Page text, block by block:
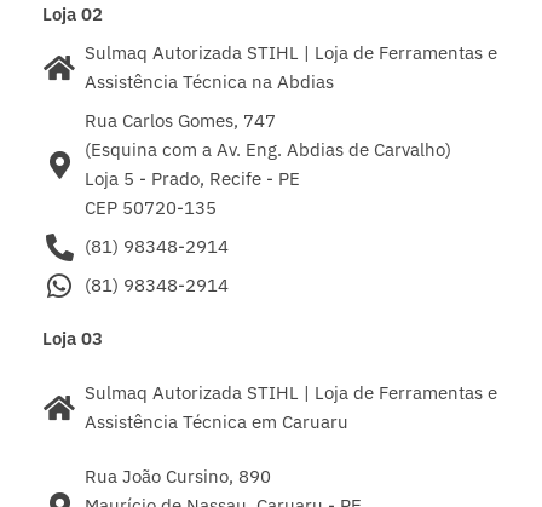
Loja 02
Sulmaq Autorizada STIHL | Loja de Ferramentas e
Assistência Técnica na Abdias
Rua Carlos Gomes, 747
(Esquina com a Av. Eng. Abdias de Carvalho)
Loja 5 - Prado, Recife - PE
CEP 50720-135
(81) 98348-2914
(81) 98348-2914
Loja 03
Sulmaq Autorizada STIHL | Loja de Ferramentas e
Assistência Técnica em Caruaru
Rua João Cursino, 890